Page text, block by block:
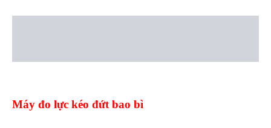
Máy đo lực kéo đứt bao bì